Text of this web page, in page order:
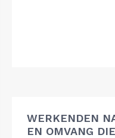
WERKENDEN
EN OMVANG